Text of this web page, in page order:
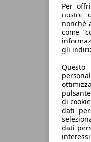
Per
nostre
nonché
come
gli
di
dati
dati